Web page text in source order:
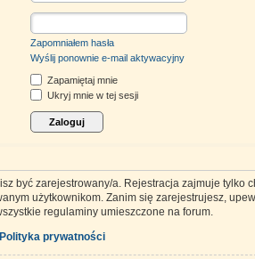
Zapomniałem hasła
Wyślij ponownie e-mail aktywacyjny
Zapamiętaj mnie
Ukryj mnie w tej sesji
być zarejestrowany/a. Rejestracja zajmuje
użytkownikom. Zanim się zarejestrujesz,
regulaminy umieszczone na forum.
Polityka prywatności